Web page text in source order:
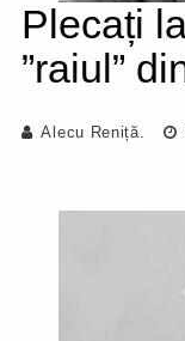
Plecați
”raiul”
Alecu Reniță.